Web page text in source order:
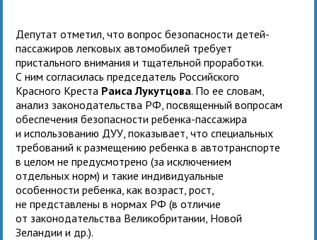
Депутат отметил, что вопрос безопасности детей-
пассажиров легковых автомобилей требует
пристального внимания и тщательной проработки.
С ним согласилась председатель Российского
Красного Креста Раиса Лукутцова. По ее словам,
анализ законодательства РФ, посвященный вопросам
обеспечения безопасности ребенка-пассажира
и использованию ДУУ, показывает, что специальных
требований к размещению ребенка в автотранспорте
в целом не предусмотрено (за исключением
отдельных норм) и такие индивидуальные
особенности ребенка, как возраст, рост,
не представлены в нормах РФ (в отличие
от законодательства Великобритании, Новой
Зеландии и др.).